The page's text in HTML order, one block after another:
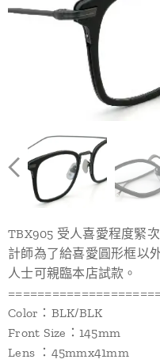
TBX905 受人喜愛程度緊
計師為了給喜愛圓形框以
人士可親臨本店試款。
Color：BLK/BLK
Front Size：145mm
Lens ：45mmx41mm